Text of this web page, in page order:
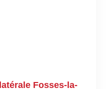
Fosses-la-